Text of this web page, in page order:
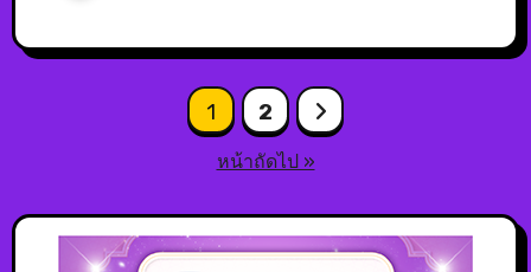
1 2
หน้าถัดไป »